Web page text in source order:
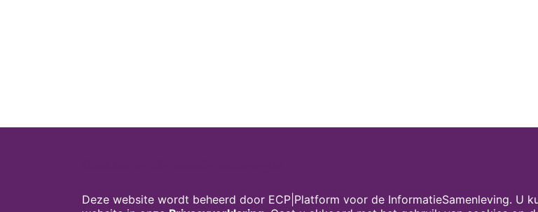
Deze website wordt beheerd door ECP|Platform voor de InformatieSamenleving. U